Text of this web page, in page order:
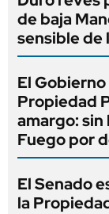
de baja
sensible de
El
Propiedad
amargo: sin
Fuego por
El Senado
la